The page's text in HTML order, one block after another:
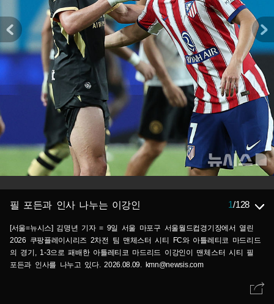
필 포든과 인사 나누는 이강인 1/128
[서울=뉴시스] 김명년 기자 = 9일 서울 마포구 서울월드컵경기장에서 열린
2026 쿠팡플레이시리즈 2차전 팀 맨체스터 시티 FC와 아틀레티코 마드리드
의 경기, 1-3으로 패배한 아틀레티코 마드리드 이강인이 맨체스터 시티 필
포든과 인사를 나누고 있다. 2026.08.09. kmn@newsis.com